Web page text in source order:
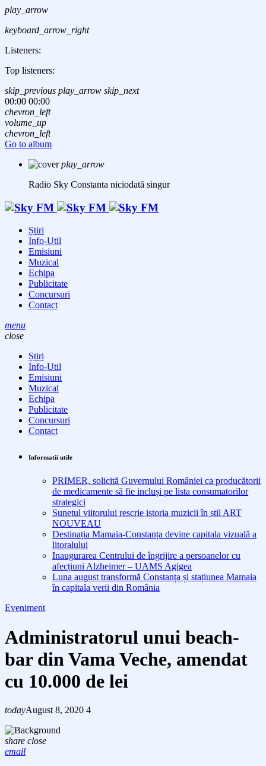
play_arrow
keyboard_arrow_right
Listeners:
Top listeners:
skip_previous play_arrow skip_next
00:00 00:00
chevron_left
volume_up
chevron_left
Go to album
play_arrow
Radio Sky Constanta niciodată singur
Știri
Info-Util
Emisiuni
Muzical
Echipa
Publicitate
Concursuri
Contact
menu
close
Știri
Info-Util
Emisiuni
Muzical
Echipa
Publicitate
Concursuri
Contact
Informatii utile
PRIMER, solicită Guvernului României ca producătorii
de medicamente să fie incluși pe lista consumatorilor
strategici
Sunetul viitorului rescrie istoria muzicii în stil ART
NOUVEAU
Destinația Mamaia-Constanța devine capitala vizuală a
litoralului
Inaugurarea Centrului de îngrijire a persoanelor cu
afecțiuni Alzheimer – UAMS Agigea
Luna august transformă Constanța și stațiunea Mamaia
în capitala verii din România
Eveniment
Administratorul unui beach-
bar din Vama Veche, amendat
cu 10.000 de lei
todayAugust 8, 2020 4
share close
email